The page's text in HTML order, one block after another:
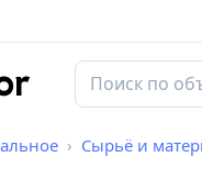
Сырьё и